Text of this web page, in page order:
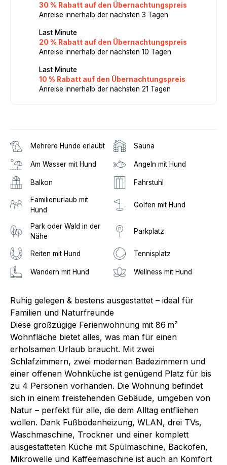
30 % Rabatt auf den Übernachtungspreis
Anreise innerhalb der nächsten 3 Tagen
Last Minute
20 % Rabatt auf den Übernachtungspreis
Anreise innerhalb der nächsten 10 Tagen
Last Minute
10 % Rabatt auf den Übernachtungspreis
Anreise innerhalb der nächsten 21 Tagen
Mehrere Hunde erlaubt Sauna
Am Wasser mit Hund Angeln mit Hund
Balkon Fahrstuhl
Familienurlaub mit
Hund
Golfen mit Hund
Park oder Wald in der
Nähe
Parkplatz
Reiten mit Hund Tennisplatz
Wandern mit Hund Wellness mit Hund
Ruhig gelegen & bestens ausgestattet – ideal für
Familien und Naturfreunde
Diese großzügige Ferienwohnung mit 86 m²
Wohnfläche bietet alles, was man für einen
erholsamen Urlaub braucht. Mit zwei
Schlafzimmern, zwei modernen Badezimmern und
einer offenen Wohnküche ist genügend Platz für bis
zu 4 Personen vorhanden. Die Wohnung befindet
sich in einem freistehenden Gebäude, umgeben von
Natur – perfekt für alle, die dem Alltag entfliehen
wollen. Dank Fußbodenheizung, WLAN, drei TVs,
Waschmaschine, Trockner und einer komplett
ausgestatteten Küche mit Spülmaschine, Backofen,
Mikrowelle und Kaffeemaschine ist auch an Komfort